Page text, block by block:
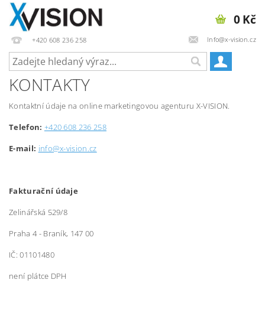
+420 608 236 258 Info@x-vision.cz
0 Kč
KONTAKTY
Kontaktní údaje na online marketingovou agenturu X-VISION.
Telefon: +420 608 236 258
E-mail: info@x-vision.cz
Fakturační údaje
Zelinářská 529/8
Praha 4 - Braník, 147 00
IČ: 01101480
není plátce DPH